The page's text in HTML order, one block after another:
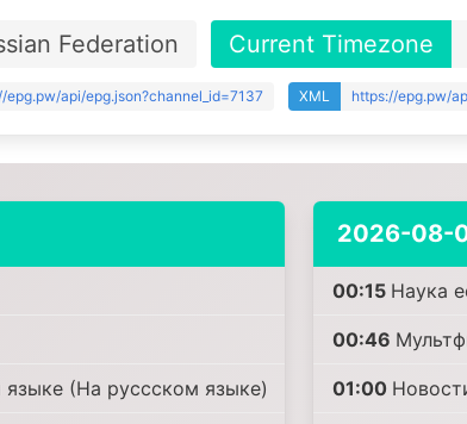
Federation Current Timezone
epg.pw/api/epg.json?channel_id=7137 XML https://epg.pw/
(На руссском языке)
2026-08-
00:15 Наука
00:46
01:00